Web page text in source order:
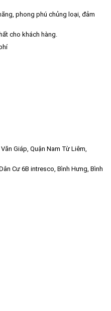
phong phú chủng loại, đảm
cho khách hàng.
Giáp, Quận Nam Từ Liêm,
Cư 6B intresco, Bình Hưng, Bình